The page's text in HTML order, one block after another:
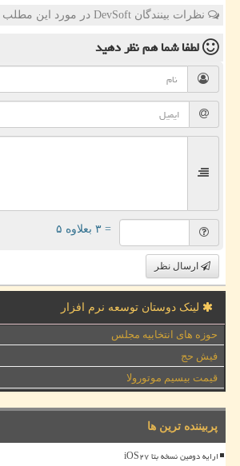
نظرات بینندگان DevSoft در مورد این مطلب
لطفا شما همنظر دهید
= ۳ بعلاوه ۵
ارسال نظر
لینک دوستان توسعه نرم افزار
حوزه های انتخابیه مجلس
فیش حج
قیمت بیسیم موتورولا
پربیننده ترین ها
ارایه دومین نسخه بتا iOS۲۷